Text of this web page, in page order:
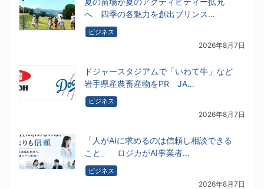
へ 四季の各魅力を創出プリンス…
ビジネス
2026年8月7日
ドジャースタジアムで「いわて牛」など
岩手県産農畜産物をPR JA…
ビジネス
2026年8月7日
「人がAIに求めるのは信頼し相談できる
こと」 ロジカがAI事業者…
ビジネス
2026年8月7日